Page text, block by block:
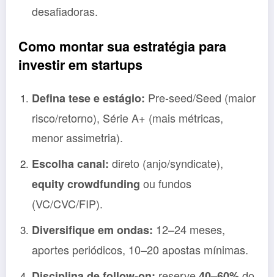
desafiadoras.
Como montar sua estratégia para
investir em startups
Defina tese e estágio: Pre-seed/Seed (maior
risco/retorno), Série A+ (mais métricas,
menor assimetria).
Escolha canal: direto (anjo/syndicate),
equity crowdfunding ou fundos
(VC/CVC/FIP).
Diversifique em ondas: 12–24 meses,
aportes periódicos, 10–20 apostas mínimas.